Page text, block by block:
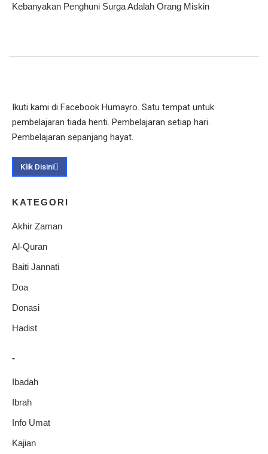
Kebanyakan Penghuni Surga Adalah Orang Miskin
Ikuti kami di Facebook Humayro. Satu tempat untuk
pembelajaran tiada henti. Pembelajaran setiap hari.
Pembelajaran sepanjang hayat.
Klik Disini
KATEGORI
Akhir Zaman
Al-Quran
Baiti Jannati
Doa
Donasi
Hadist
-
Ibadah
Ibrah
Info Umat
Kajian